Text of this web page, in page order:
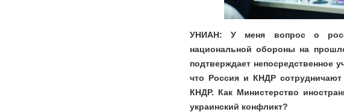
УНИАН: У меня вопрос о
национальной обороны на
подтверждает непосредственное
что Россия и КНДР
КНДР. Как Министерство
украинский конфликт?